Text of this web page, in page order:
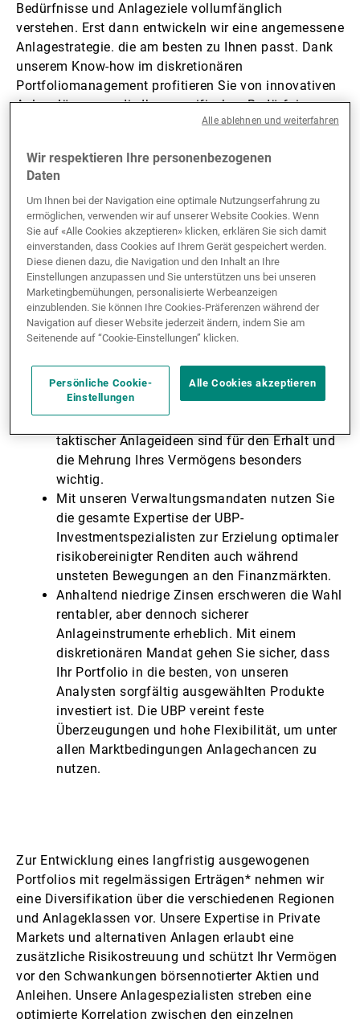
Bedürfnisse und Anlageziele vollumfänglich
verstehen. Erst dann entwickeln wir eine angemessene
Anlagestrategie. die am besten zu Ihnen passt. Dank
unserem Know-how im diskretionären
Portfoliomanagement profitieren Sie von innovativen
Anlagelösungen, die Ihre spezifischen Bedürfnisse
erfüllen. Im Zentrum stehen Vermögenserhalt und
Unsere diskretionären
Mandate
In ungewissen Zeiten ist professionelles
Portfoliomanagement besonders gefragt.
Robuste Verfahren und Techniken der
Portfoliokonstruktion wie Diversifikation,
taktischer Anlageideen sind für den Erhalt und
die Mehrung Ihres Vermögens besonders
wichtig.
Mit unseren Verwaltungsmandaten nutzen Sie
die gesamte Expertise der UBP-
Investmentspezialisten zur Erzielung optimaler
risikobereinigter Renditen auch während
unsteten Bewegungen an den Finanzmärkten.
Anhaltend niedrige Zinsen erschweren die Wahl
rentabler, aber dennoch sicherer
Anlageinstrumente erheblich. Mit einem
diskretionären Mandat gehen Sie sicher, dass
Ihr Portfolio in die besten, von unseren
Analysten sorgfältig ausgewählten Produkte
investiert ist. Die UBP vereint feste
Überzeugungen und hohe Flexibilität, um unter
allen Marktbedingungen Anlagechancen zu
nutzen.
Zur Entwicklung eines langfristig ausgewogenen
Portfolios mit regelmässigen Erträgen* nehmen wir
eine Diversifikation über die verschiedenen Regionen
und Anlageklassen vor. Unsere Expertise in Private
Markets und alternativen Anlagen erlaubt eine
zusätzliche Risikostreuung und schützt Ihr Vermögen
vor den Schwankungen börsennotierter Aktien und
Anleihen. Unsere Anlagespezialisten streben eine
optimierte Korrelation zwischen den einzelnen
Wir respektieren Ihre personenbezogenen
Daten
Um Ihnen bei der Navigation eine optimale Nutzungserfahrung zu
ermöglichen, verwenden wir auf unserer Website Cookies. Wenn
Sie auf «Alle Cookies akzeptieren» klicken, erklären Sie sich damit
einverstanden, dass Cookies auf Ihrem Gerät gespeichert werden.
Diese dienen dazu, die Navigation und den Inhalt an Ihre
Einstellungen anzupassen und Sie unterstützen uns bei unseren
Marketingbemühungen, personalisierte Werbeanzeigen
einzublenden. Sie können Ihre Cookies-Präferenzen während der
Navigation auf dieser Website jederzeit ändern, indem Sie am
Seitenende auf “Cookie-Einstellungen” klicken.
Persönliche Cookie-
Einstellungen
Alle Cookies akzeptieren
Alle ablehnen und weiterfahren